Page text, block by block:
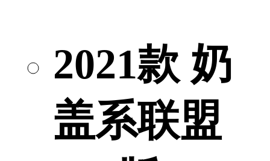
2021款 奶
盖系联盟